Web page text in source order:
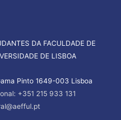
DA FACULDADE DE
DE LISBOA
Pinto 1649-003 Lisboa
+351 215 933 131